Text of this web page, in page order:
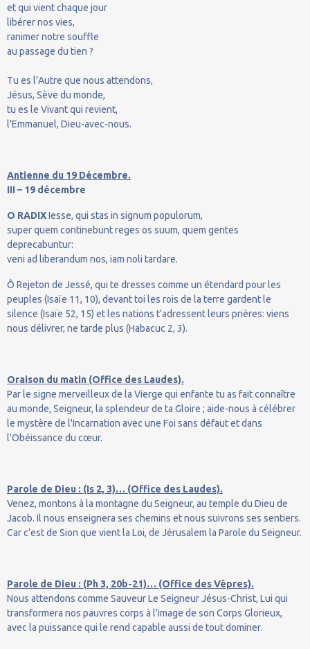
et qui vient chaque jour
libérer nos vies,
ranimer notre souffle
au passage du tien ?
Tu es l’Autre que nous attendons,
Jésus, Sève du monde,
tu es le Vivant qui revient,
l’Emmanuel, Dieu-avec-nous.
Antienne du 19 Décembre.
III – 19 décembre
O RADIXIesse, qui stas in signum populorum,
super quem continebunt reges os suum, quem gentes
deprecabuntur:
veni ad liberandum nos, iam noli tardare.
Ô Rejeton de Jessé, qui te dresses comme un étendard pour les
peuples (Isaïe 11, 10), devant toi les rois de la terre gardent le
silence (Isaïe 52, 15) et les nations t’adressent leurs prières: viens
nous délivrer, ne tarde plus (Habacuc 2, 3).
Oraison du matin (Office des Laudes).
Par le signe merveilleux de la Vierge qui enfante tu as fait connaître
au monde, Seigneur, la splendeur de ta Gloire ; aide-nous à célébrer
le mystère de l'Incarnation avec une Foi sans défaut et dans
l'Obéissance du cœur.
Parole de Dieu : (Is 2, 3)… (Office des Laudes).
Venez, montons à la montagne du Seigneur, au temple du Dieu de
Jacob. Il nous enseignera ses chemins et nous suivrons ses sentiers.
Car c’est de Sion que vient la Loi, de Jérusalem la Parole du Seigneur.
Parole de Dieu : (Ph 3, 20b-21)… (Office des Vêpres).
Nous attendons comme Sauveur Le Seigneur Jésus-Christ, Lui qui
transformera nos pauvres corps à l’image de son Corps Glorieux,
avec la puissance qui le rend capable aussi de tout dominer.